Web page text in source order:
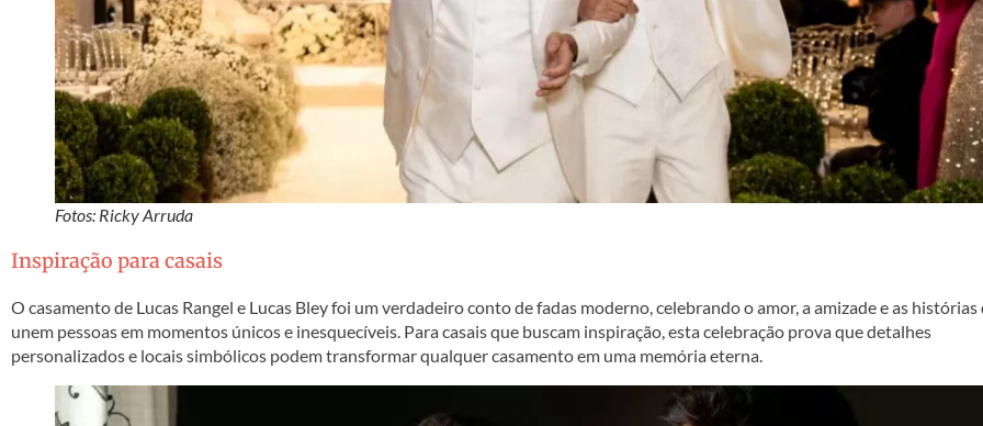
Fotos: Ricky Arruda
Inspiração para casais
O casamento de Lucas Rangel e Lucas Bley foi um verdadeiro conto de fadas moderno, celebrando o amor, a amizade e as histórias
unem pessoas em momentos únicos e inesquecíveis. Para casais que buscam inspiração, esta celebração prova que detalhes
personalizados e locais simbólicos podem transformar qualquer casamento em uma memória eterna.